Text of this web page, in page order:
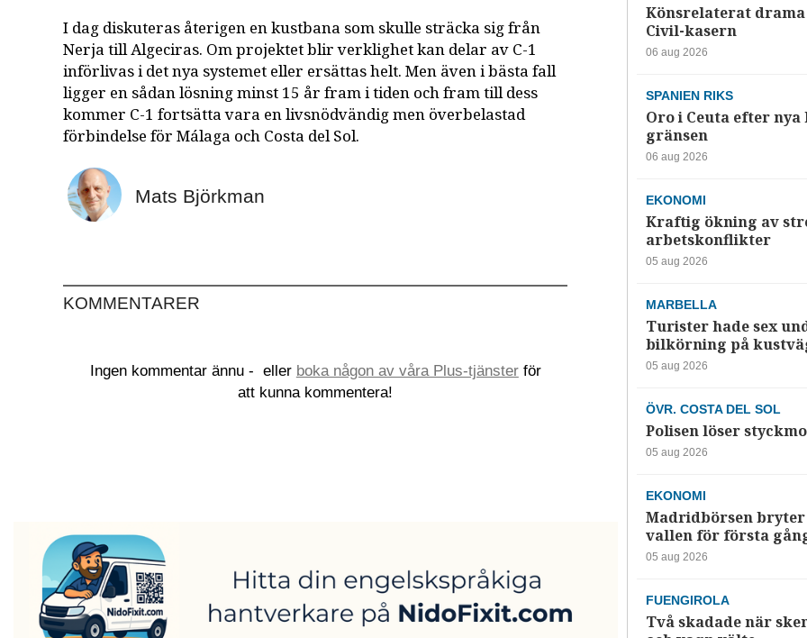
I dag diskuteras återigen en kustbana som skulle sträcka sig från
Nerja till Algeciras. Om projektet blir verklighet kan delar av C-1
införlivas i det nya systemet eller ersättas helt. Men även i bästa fall
ligger en sådan lösning minst 15 år fram i tiden och fram till dess
kommer C-1 fortsätta vara en livsnödvändig men överbelastad
förbindelse för Málaga och Costa del Sol.
Mats Björkman
KOMMENTARER
Ingen kommentar ännu - eller boka någon av våra Plus-tjänsterför
att kunna kommentera!
Könsrelaterat
Civil-kasern
06 aug 2026
SPANIEN RIKS
Oro i Ceuta efter
gränsen
06 aug 2026
EKONOMI
Kraftig ökning av
arbetskonflikter
05 aug 2026
MARBELLA
Turister hade sex
bilkörning på
05 aug 2026
ÖVR. COSTA DEL SOL
Polisen löser
05 aug 2026
EKONOMI
Madridbörsen bryter
vallen för första
05 aug 2026
FUENGIROLA
Två skadade när